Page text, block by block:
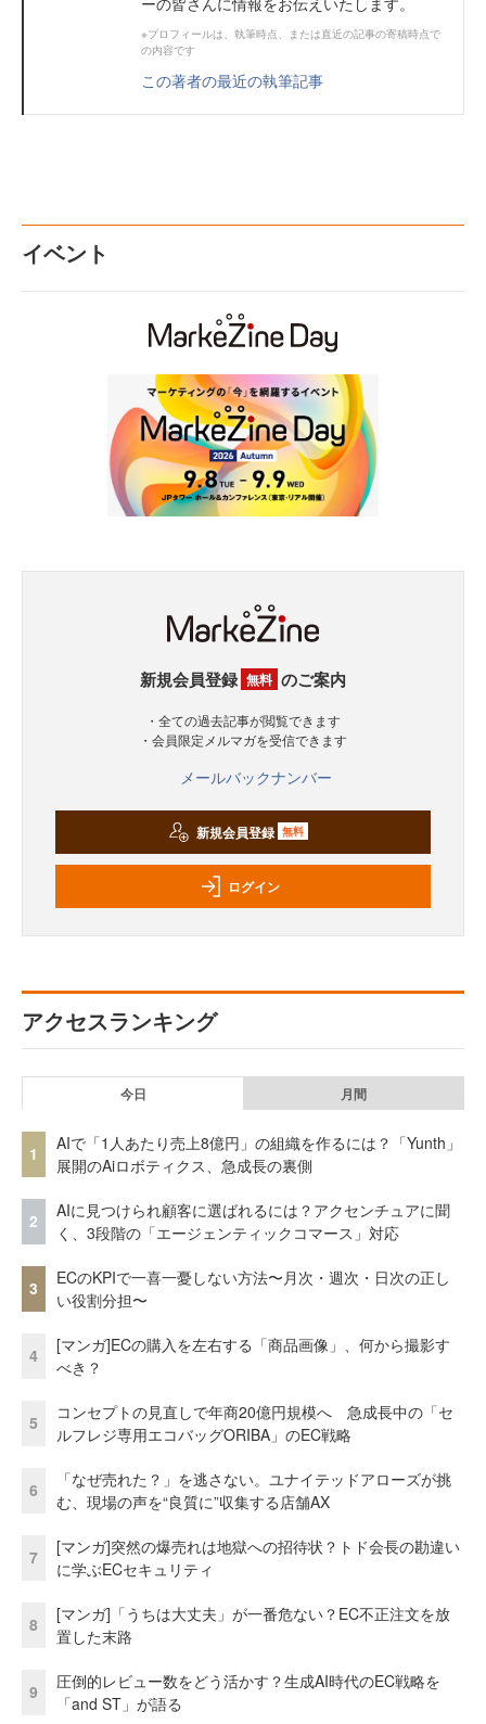
※プロフィールは、執筆時点、または直近の記事の寄稿時点で
の内容です
この著者の最近の執筆記事
イベント
新規会員登録 無料 のご案内
・全ての過去記事が閲覧できます
・会員限定メルマガを受信できます
メールバックナンバー
新規会員登録 無料
ログイン
アクセスランキング
今日 月間
1
AIで「1人あたり売上8億円」の組織を作るには？「Yunth」
展開のAiロボティクス、急成長の裏側
2
AIに見つけられ顧客に選ばれるには？アクセンチュアに聞
く、3段階の「エージェンティックコマース」対応
3
ECのKPIで一喜一憂しない方法〜月次・週次・日次の正し
い役割分担〜
4
[マンガ]ECの購入を左右する「商品画像」、何から撮影す
べき？
5
コンセプトの見直しで年商20億円規模へ 急成長中の「セ
ルフレジ専用エコバッグORIBA」のEC戦略
6
「なぜ売れた？」を逃さない。ユナイテッドアローズが挑
む、現場の声を“良質に”収集する店舗AX
7
[マンガ]突然の爆売れは地獄への招待状？トド会長の勘違い
に学ぶECセキュリティ
8
[マンガ]「うちは大丈夫」が一番危ない？EC不正注文を放
置した末路
9
圧倒的レビュー数をどう活かす？生成AI時代のEC戦略を
「and ST」が語る